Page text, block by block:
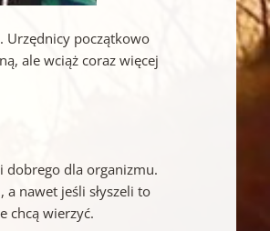
Urzędnicy początkowo
ale wciąż coraz więcej
dobrego dla organizmu.
a nawet jeśli słyszeli to
chcą wierzyć.